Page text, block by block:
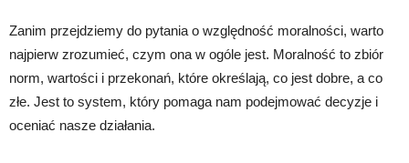
Zanim przejdziemy do pytania o względność moralności, warto
najpierw zrozumieć, czym ona w ogóle jest. Moralność to zbiór
norm, wartości i przekonań, które określają, co jest dobre, a co
złe. Jest to system, który pomaga nam podejmować decyzje i
oceniać nasze działania.